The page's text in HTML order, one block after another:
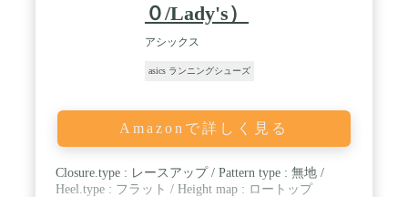
０/Lady's）
アシックス
asics ランニングシューズ
Amazonで詳しく見る
Closure.type : レースアップ / Pattern type : 無地 /
Heel.type : フラット / Height map : ロートップ